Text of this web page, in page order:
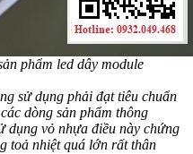
phẩm led dây module
sử dụng phải đạt tiêu chuẩn
dòng sản phẩm thông
dụng vỏ nhựa điều này chứng
toả nhiệt quá lớn rất thân